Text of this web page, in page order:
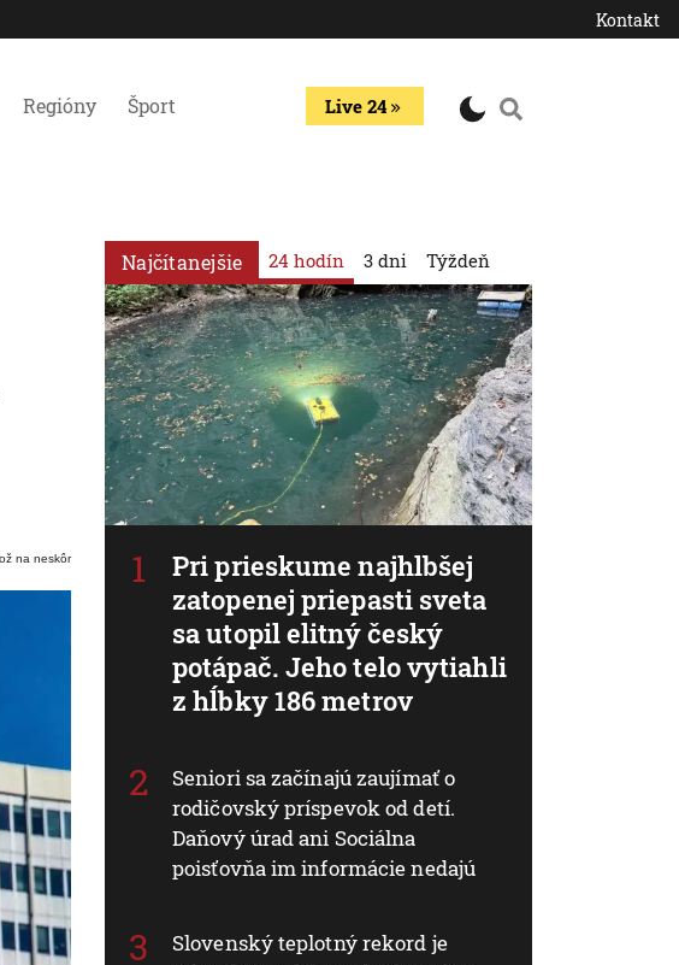
Kontakt
Regióny Šport Live 24
na neskôr
Najčítanejšie 24 hodín
Pri prieskume najhlbšej
zatopenej priepasti sveta
sa utopil elitný český
potápač. Jeho telo vytiahli
z hĺbky 186 metrov
Seniori sa začínajú zaujímať o
rodičovský príspevok od detí.
Daňový úrad ani Sociálna
poisťovňa im informácie nedajú
Slovenský teplotný rekord je
3 dni Týždeň